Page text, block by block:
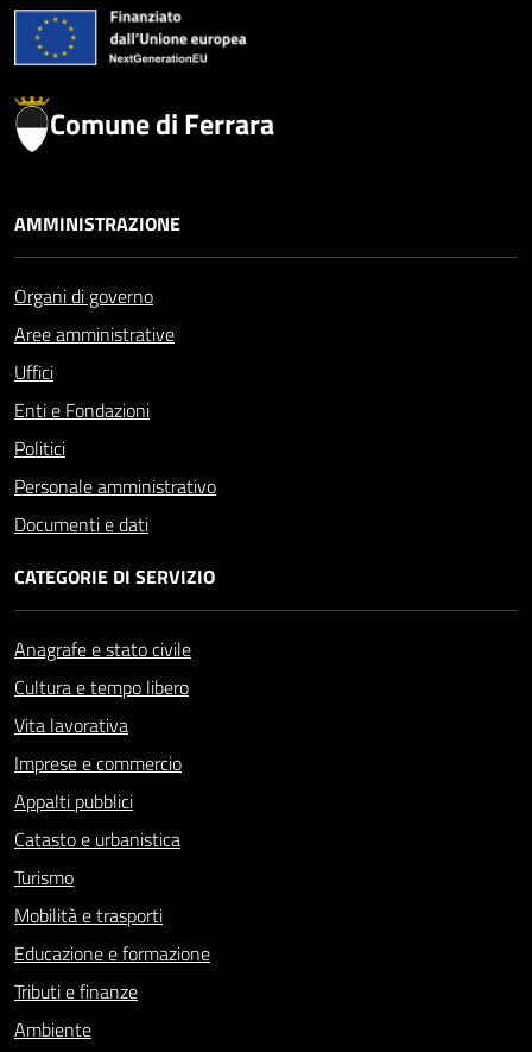
Comune di Ferrara
AMMINISTRAZIONE
Organi di governo
Aree amministrative
Uffici
Enti e Fondazioni
Politici
Personale amministrativo
Documenti e dati
CATEGORIE DI SERVIZIO
Anagrafe e stato civile
Cultura e tempo libero
Vita lavorativa
Imprese e commercio
Appalti pubblici
Catasto e urbanistica
Turismo
Mobilità e trasporti
Educazione e formazione
Tributi e finanze
Ambiente